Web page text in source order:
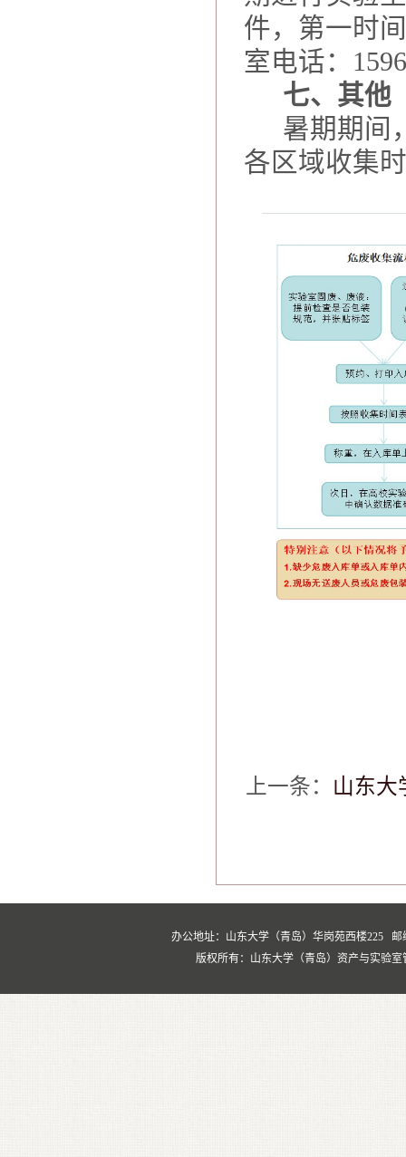
件，第一时
室电话：
七、其他
暑期期间
各区域收集
上一条： 山东大
办公地址：山东大学（青岛）华岗苑西楼225 邮
版权所有：山东大学（青岛）资产与实验